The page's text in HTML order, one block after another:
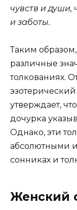
чувств и души,
и заботы.
Таким
различные
толкованиях.
утверждает,
дочурка
Однако, эти
абсолютными
сонниках и
Женский